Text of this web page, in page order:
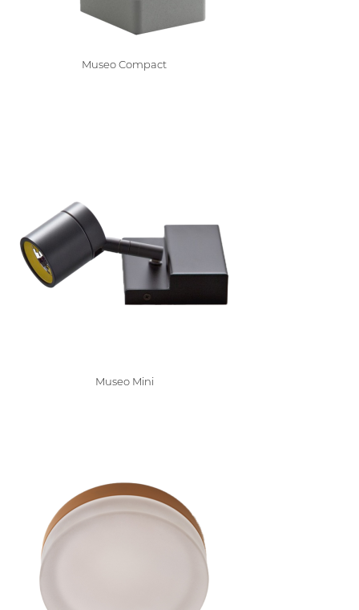
Museo Compact
Museo Mini